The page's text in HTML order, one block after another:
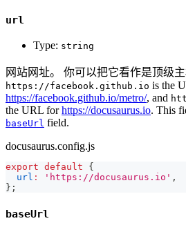
url
Type: string
网站网址。 你可以把它看作是顶级主
https://facebook.github.io is the
https://facebook.github.io/metro/, and
the URL forhttps://docusaurus.io. This
baseUrl field.
docusaurus.config.js
export default
{
url : 'https://docusaurus.io' ,
} ;
baseUrl